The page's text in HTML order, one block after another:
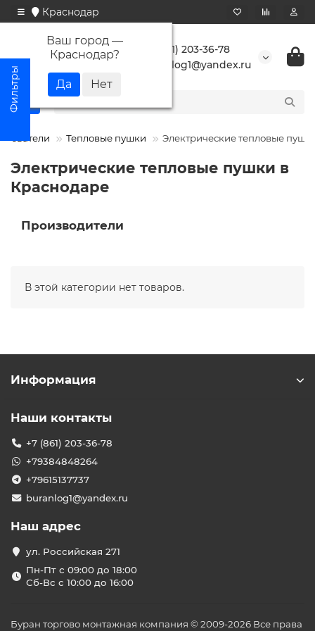
Краснодар
Ваш город —
Краснодар?
+7 (861) 203-36-78
buranlog1@yandex.ru
Тепловые пушки Электрические тепловые
Электрические тепловые пушки в
Краснодаре
Производители
В этой категории нет товаров.
Информация
Наши контакты
+7 (861) 203-36-78
+79384848264
+79615137737
buranlog1@yandex.ru
Наш адрес
ул. Российская 271
Пн-Пт с 09:00 до 18:00
Сб-Вс с 10:00 до 16:00
Буран торгово монтажная компания © 2009-2026 Все права